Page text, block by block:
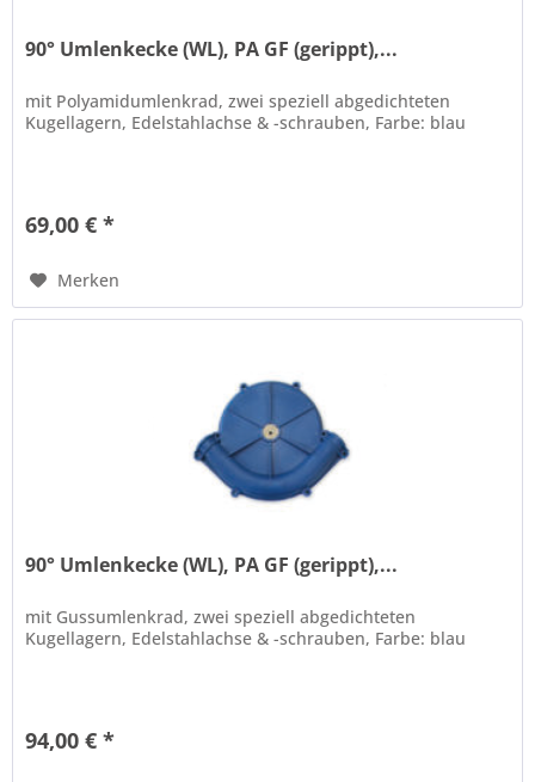
90° Umlenkecke (WL), PA GF (gerippt),...
mit Polyamidumlenkrad, zwei speziell abgedichteten
Kugellagern, Edelstahlachse & -schrauben, Farbe: blau
69,00 € *
Merken
90° Umlenkecke (WL), PA GF (gerippt),...
mit Gussumlenkrad, zwei speziell abgedichteten
Kugellagern, Edelstahlachse & -schrauben, Farbe: blau
94,00 € *